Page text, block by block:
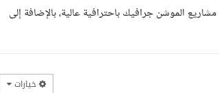
الموشن جرافيك باحترافية عالية، بالإضافة إلى
خيارات